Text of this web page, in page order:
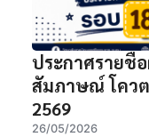
ประกาศรายชื่
สัมภาษณ์ โคว
2569
26/05/2026